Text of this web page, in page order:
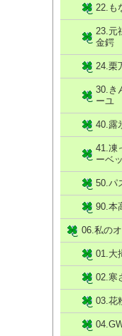
22.も
23.元
金鍔
24.栗
30.き
ーユ
40.露
41.凍
ーベ
50.パ
90.本
06.私の
01.大
02.寒
03.花